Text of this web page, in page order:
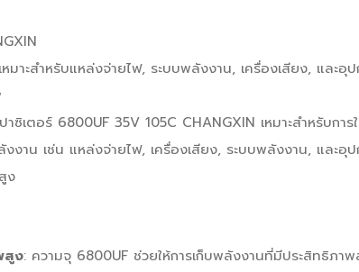
หมาะสำหรับแหล่งจ่ายไฟ, ระบบพลังงาน, เครื่องเสียง, แล
าซิเตอร์ 6800UF 35V 105C CHANGXIN เหมาะสำหรับก
งงาน เช่น แหล่งจ่ายไฟ, เครื่องเสียง, ระบบพลังงาน, และ
ง
สูง: ความจุ 6800UF ช่วยให้การเก็บพลังงานที่มีประสิทธิภา